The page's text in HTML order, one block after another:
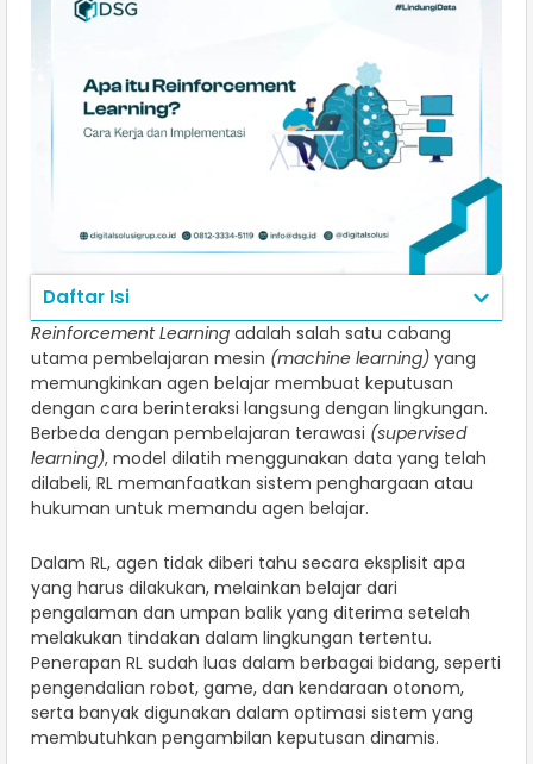
Daftar Isi
Reinforcement Learning adalah salah satu cabang
utama pembelajaran mesin (machine learning) yang
memungkinkan agen belajar membuat keputusan
dengan cara berinteraksi langsung dengan lingkungan.
Berbeda dengan pembelajaran terawasi (supervised
learning), model dilatih menggunakan data yang telah
dilabeli, RL memanfaatkan sistem penghargaan atau
hukuman untuk memandu agen belajar.
Dalam RL, agen tidak diberi tahu secara eksplisit apa
yang harus dilakukan, melainkan belajar dari
pengalaman dan umpan balik yang diterima setelah
melakukan tindakan dalam lingkungan tertentu.
Penerapan RL sudah luas dalam berbagai bidang, seperti
pengendalian robot, game, dan kendaraan otonom,
serta banyak digunakan dalam optimasi sistem yang
membutuhkan pengambilan keputusan dinamis.